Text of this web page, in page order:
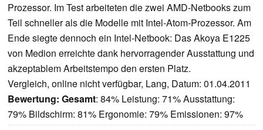
Prozessor. Im Test arbeiteten die zwei AMD-Netbooks zum
Teil schneller als die Modelle mit Intel-Atom-Prozessor. Am
Ende siegte dennoch ein Intel-Netbook: Das Akoya E1225
von Medion erreichte dank hervorragender Ausstattung und
akzeptablem Arbeitstempo den ersten Platz.
Vergleich, online nicht verfügbar, Lang, Datum: 01.04.2011
Bewertung: Gesamt: 84% Leistung: 71% Ausstattung:
79% Bildschirm: 81% Ergonomie: 79% Emissionen: 97%